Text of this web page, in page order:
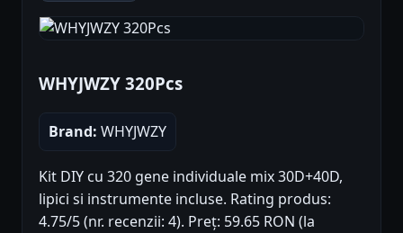
WHYJWZY 320Pcs
Brand: WHYJWZY
Kit DIY cu 320 gene individuale mix 30D+40D,
lipici si instrumente incluse. Rating produs:
4.75/5 (nr. recenzii: 4). Preț: 59.65 RON (la